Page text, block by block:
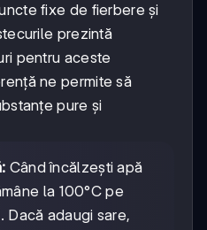
fixe de fierbere și
prezintă
pentru aceste
ne permite să
pure și
Când încălzești apă
la 100°C pe
Dacă adaugi sare,